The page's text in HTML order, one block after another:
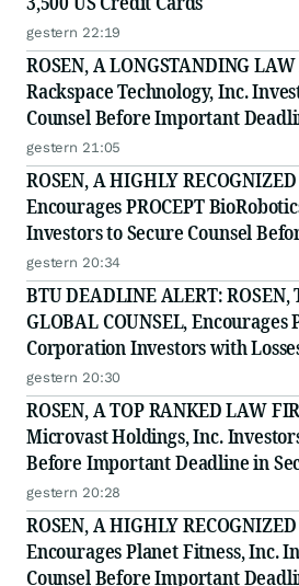
gestern 22:19
ROSEN, A LONGSTANDING
Rackspace Technology, Inc.
Counsel Before Important
Class Action - RXT
gestern 21:05
ROSEN, A HIGHLY
Encourages PROCEPT
Investors to Secure Counsel
Deadline in Securities Class Action
gestern 20:34
BTU DEADLINE ALERT: ROSEN,
GLOBAL COUNSEL, Encourages
Corporation Investors with
to Secure Counsel Before
Securities Class Action - BTU
gestern 20:30
ROSEN, A TOP RANKED LAW
Microvast Holdings, Inc.
Before Important Deadline in
- MVST
gestern 20:28
ROSEN, A HIGHLY
Encourages Planet Fitness, Inc.
Counsel Before Important